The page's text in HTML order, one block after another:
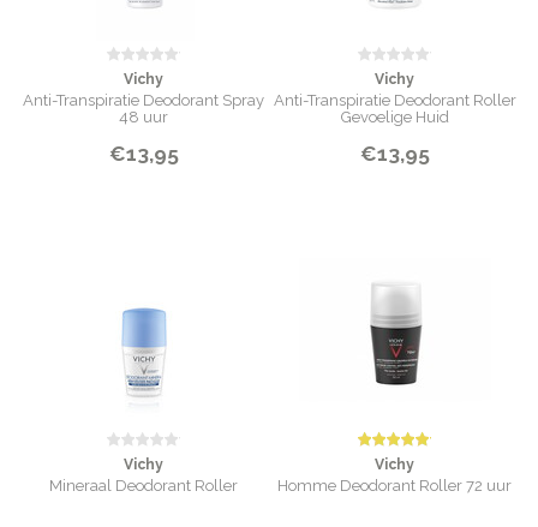
Vichy
Anti-Transpiratie Deodorant Spray
48 uur
€13,95
Vichy
Anti-Transpiratie Deodorant Roller
Gevoelige Huid
€13,95
Vichy
Mineraal Deodorant Roller
Vichy
Homme Deodorant Roller 72 uur